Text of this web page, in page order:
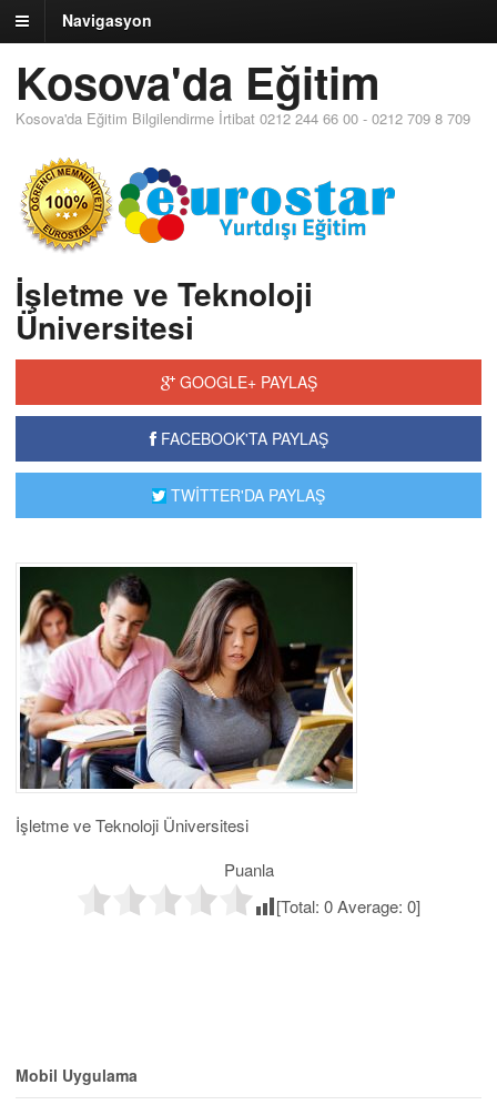
Navigasyon
Kosova'da Eğitim
Kosova'da Eğitim Bilgilendirme İrtibat 0212 244 66 00 - 0212 709 8 709
İşletme ve Teknoloji
Üniversitesi
GOOGLE+ PAYLAŞ
FACEBOOK'TA PAYLAŞ
TWİTTER'DA PAYLAŞ
İşletme ve Teknoloji Üniversitesi
Puanla
[Total: 0Average: 0]
Mobil Uygulama